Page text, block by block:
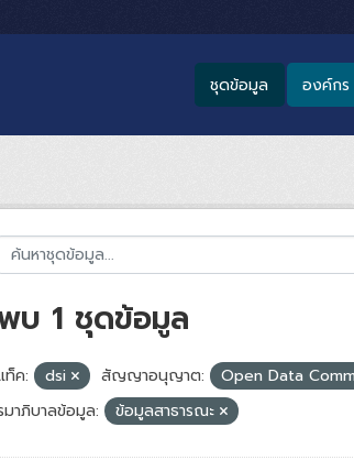
ชุดข้อมูล องค์กร
บ 1 ชุดข้อมูล
ท็ค: dsi สัญญาอนุญาต: Open Data
มาภิบาลข้อมูล:
ข้อมูลสาธารณะ